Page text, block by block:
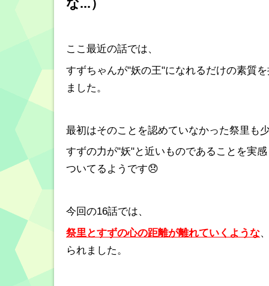
な...）
ここ最近の話では、
すずちゃんが"妖の王"になれるだけの素質
ました。
最初はそのことを認めていなかった祭里も
すずの力が"妖"と近いものであることを実
ついてるようです😞
今回の16話では、
祭里とすずの心の距離が離れていくような
られました。